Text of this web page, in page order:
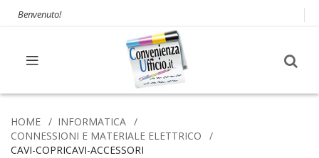
Benvenuto!
HOME
INFORMATICA
CONNESSIONI E MATERIALE ELETTRICO
CAVI-COPRICAVI-ACCESSORI